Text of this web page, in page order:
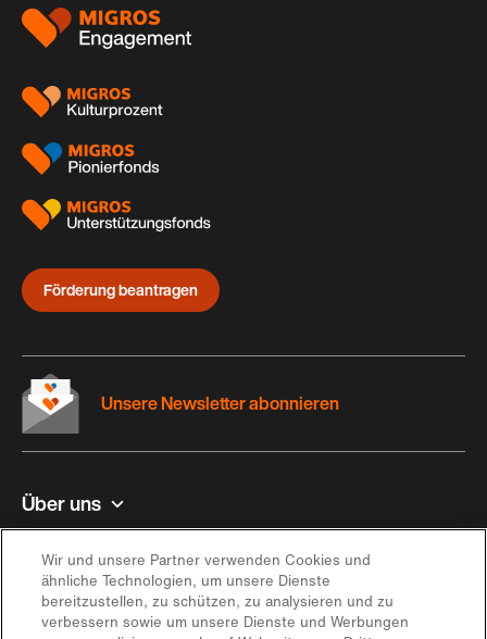
Footer
Förderung beantragen
Über uns
Kontakt und Hilfe
Inspiration
Unsere Newsletter abonnieren
Wir und unsere Partner verwenden Cookies und
ähnliche Technologien, um unsere Dienste
bereitzustellen, zu schützen, zu analysieren und zu
verbessern sowie um unsere Dienste und Werbungen